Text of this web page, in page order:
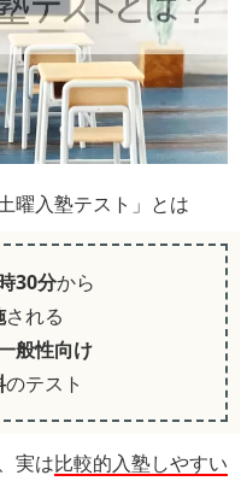
曜入塾テスト」とは
30分から
される
般性向け
のテスト
実は比較的入塾しやすい